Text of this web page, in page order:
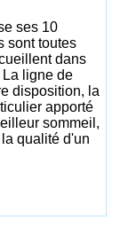
ses 10
sont toutes
dans
ligne de
disposition, la
apporté
sommeil,
qualité d'un